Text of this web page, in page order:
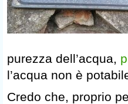
purezza dell’acqua,
l’acqua non è
Credo che, proprio